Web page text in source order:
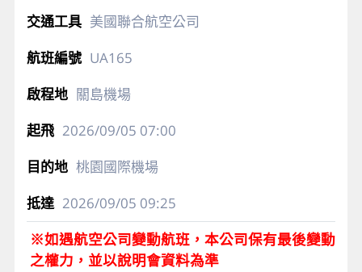
美國聯合航空公司
UA165
關島機場
2026/09/05 07:00
桃園國際機場
2026/09/05 09:25
※如遇航空公司變動航班，本公司保有最後變動
之權力，並以說明會資料為準